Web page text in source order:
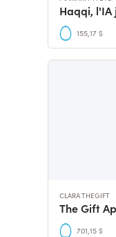
155,17 $
CLARA THEGIFT
701,15 $